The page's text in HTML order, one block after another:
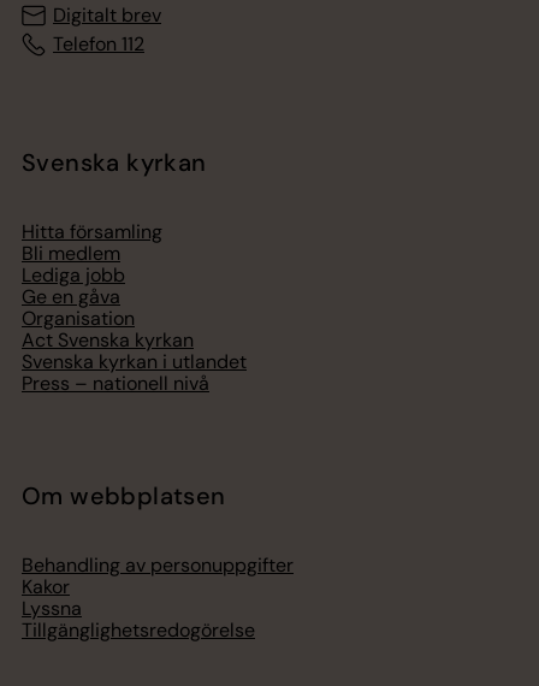
Digitalt brev
Telefon 112
Svenska kyrkan
Hitta församling
Bli medlem
Lediga jobb
Ge en gåva
Organisation
Act Svenska kyrkan
Svenska kyrkan i utlandet
Press – nationell nivå
Om webbplatsen
Behandling av personuppgifter
Kakor
Lyssna
Tillgänglighetsredogörelse